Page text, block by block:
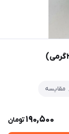
مقایسه
190,500تومان